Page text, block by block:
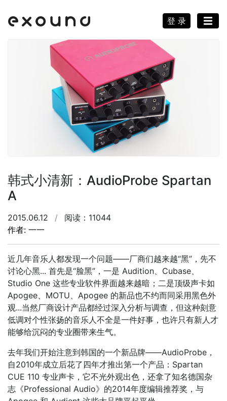
登 录
韩式小清新：AudioProbe Spartan
A
2015.06.12 /
阅读：11044
作者: 一一
近几年音乐人都发现一个问题——厂商们越来越“黑”，先不
讨论心黑... 首先是“脸黑”，一是 Audition、Cubase、
Studio One 这些专业软件界面越来越暗；二是顶级声卡如
Apogee、MOTU、Apogee 的新品也不约而同采用黑色外
观...当然厂商设计产品都经过深入分析与调查，但这种刻意
低调对个性张扬的音乐人不全是一件好事，也许只有新人才
能够给沉闷的专业圈带来生气。
去年我们开始注意到韩国的一个新品牌——AudioProbe，
自2010年成立后花了四年才推出第一个产品：Spartan
CUE 110 专业声卡，它不光外观出色，还拿了知名德国杂
志《Professional Audio》的2014年度编辑推荐奖，与